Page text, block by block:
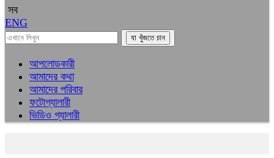
সব
ENG
আপলোডকারী
আমাদের কথা
আমাদের পরিবার
ফটোগ্যালারী
ভিডিও গ্যালারী